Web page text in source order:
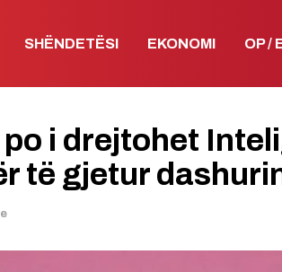
SHËNDETËSI EKONOMI OP /
i drejtohet
të gjetur